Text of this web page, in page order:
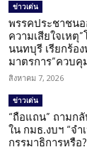
ข่าวเด่น
พรรคประชาชน
ความเสียใจเหตุ
นนทบุรี เรียกร้อ
มาตรการ”ควบคุ
สิงหาคม 7, 2026
ข่าวเด่น
“ถือแถน” ถามก
ใน กมธ.งบฯ “จ
กรรมาธิการหรือ